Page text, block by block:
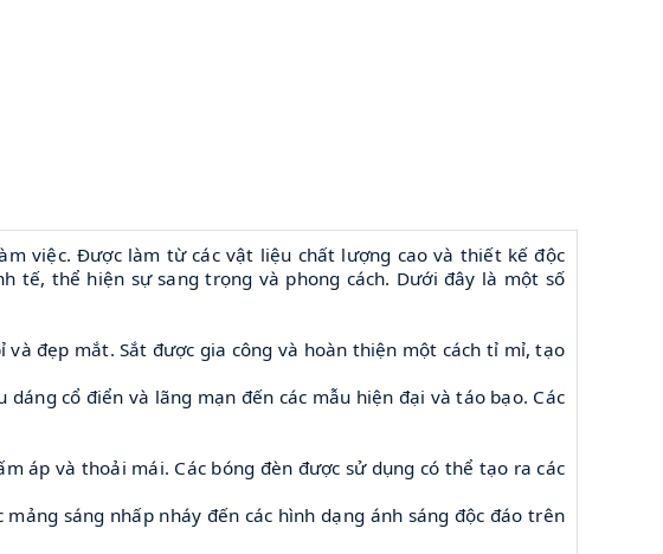
việc. Được làm từ các vật liệu chất lượng cao và thiết kế độc
tế, thể hiện sự sang trọng và phong cách. Dưới đây là một số
đẹp mắt. Sắt được gia công và hoàn thiện một cách tỉ mỉ, tạo
cổ điển và lãng mạn đến các mẫu hiện đại và táo bạo. Các
áp và thoải mái. Các bóng đèn được sử dụng có thể tạo ra các
sáng nhấp nháy đến các hình dạng ánh sáng độc đáo trên